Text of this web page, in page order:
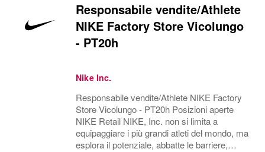
Responsabile vendite/Athlete
NIKE Factory Store Vicolungo
- PT20h
Nike Inc.
Responsabile vendite/Athlete NIKE Factory
Store Vicolungo - PT20h Posizioni aperte
NIKE Retail NIKE, Inc. non si limita a
equipaggiare i più grandi atleti del mondo, ma
esplora il potenziale, abbatte le barriere,